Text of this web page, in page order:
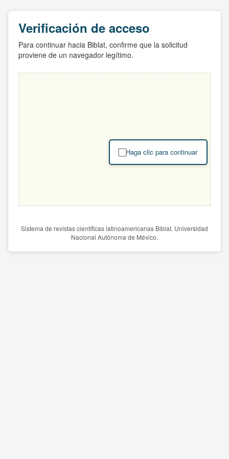
Verificación de acceso
Para continuar hacia Biblat, confirme que la solicitud
proviene de un navegador legítimo.
Haga clic para continuar
Sistema de revistas científicas latinoamericanas Biblat. Universidad
Nacional Autónoma de México.